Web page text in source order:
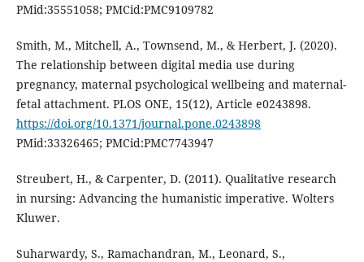
PMid:35551058; PMCid:PMC9109782
Smith, M., Mitchell, A., Townsend, M., & Herbert, J. (2020).
The relationship between digital media use during
pregnancy, maternal psychological wellbeing and maternal-
fetal attachment. PLOS ONE, 15(12), Article e0243898.
https://doi.org/10.1371/journal.pone.0243898
PMid:33326465; PMCid:PMC7743947
Streubert, H., & Carpenter, D. (2011). Qualitative research
in nursing: Advancing the humanistic imperative. Wolters
Kluwer.
Suharwardy, S., Ramachandran, M., Leonard, S.,